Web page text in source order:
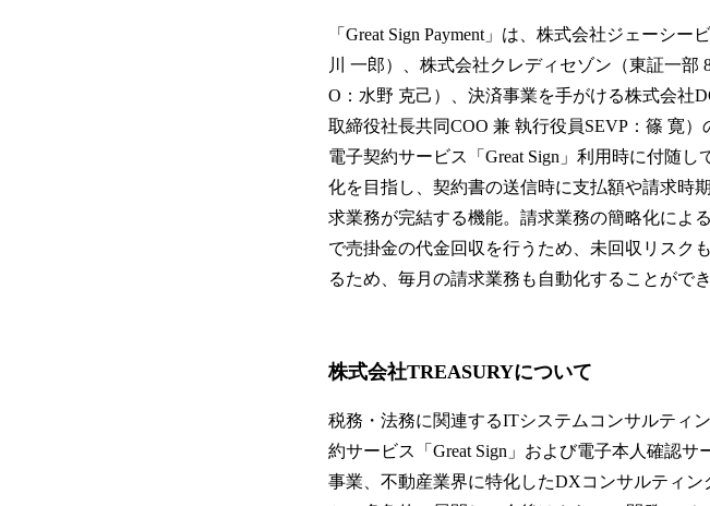
「Great Sign Payment」は、株式会社ジェーシ
川 一郎）、株式会社クレディセゾン（東証一部
O：水野 克己）、決済事業を手がける株式会社
取締役社長共同COO 兼 執行役員SEVP：篠 寛
電子契約サービス「Great Sign」利用時に付随
化を目指し、契約書の送信時に支払額や請求時
求業務が完結する機能。請求業務の簡略化によ
で売掛金の代金回収を行うため、未回収リスク
るため、毎月の請求業務も自動化することができ
株式会社TREASURYについて
税務・法務に関連するITシステムコンサルティ
約サービス「Great Sign」および電子本人確認
事業、不動産業界に特化したDXコンサルティ